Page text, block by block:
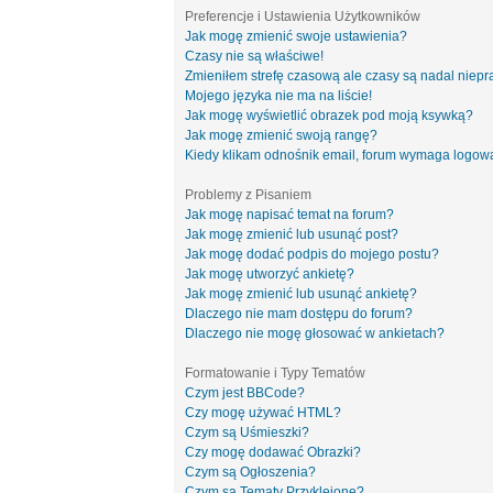
Preferencje i Ustawienia Użytkowników
Jak mogę zmienić swoje ustawienia?
Czasy nie są właściwe!
Zmieniłem strefę czasową ale czasy są nadal
Mojego języka nie ma na liście!
Jak mogę wyświetlić obrazek pod moją ksywką?
Jak mogę zmienić swoją rangę?
Kiedy klikam odnośnik email, forum wymaga
Problemy z Pisaniem
Jak mogę napisać temat na forum?
Jak mogę zmienić lub usunąć post?
Jak mogę dodać podpis do mojego postu?
Jak mogę utworzyć ankietę?
Jak mogę zmienić lub usunąć ankietę?
Dlaczego nie mam dostępu do forum?
Dlaczego nie mogę głosować w ankietach?
Formatowanie i Typy Tematów
Czym jest BBCode?
Czy mogę używać HTML?
Czym są Uśmieszki?
Czy mogę dodawać Obrazki?
Czym są Ogłoszenia?